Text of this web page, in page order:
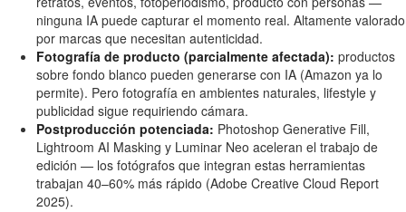
ninguna IA puede capturar el momento real. Altamente valorado
por marcas que necesitan autenticidad.
Fotografía de producto (parcialmente afectada): productos
sobre fondo blanco pueden generarse con IA (Amazon ya lo
permite). Pero fotografía en ambientes naturales, lifestyle y
publicidad sigue requiriendo cámara.
Postproducción potenciada: Photoshop Generative Fill,
Lightroom AI Masking y Luminar Neo aceleran el trabajo de
edición — los fotógrafos que integran estas herramientas
trabajan 40–60% más rápido (Adobe Creative Cloud Report
2025).